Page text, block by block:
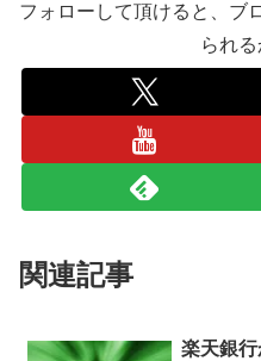
フォローして頂けると、ブ
られる
関連記事
楽天銀